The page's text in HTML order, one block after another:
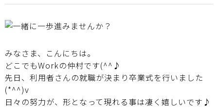
みなさま、こんにちは。
どこでもWorkの仲村です(^^♪
先日、利用者さんの就職が決まり卒業式を行いました
(*^^)v
日々の努力が、形となって現れる事は凄く嬉しいです♪